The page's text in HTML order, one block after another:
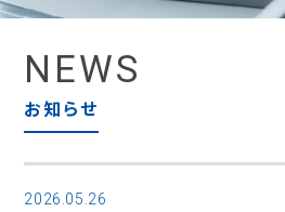
NEWS
お知らせ
2026.05.26